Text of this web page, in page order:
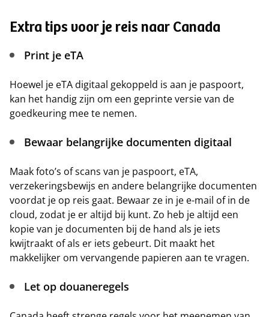
Extra tips voor je reis naar Canada
Print je eTA
Hoewel je eTA digitaal gekoppeld is aan je paspoort,
kan het handig zijn om een geprinte versie van de
goedkeuring mee te nemen.
Bewaar belangrijke documenten digitaal
Maak foto’s of scans van je paspoort, eTA,
verzekeringsbewijs en andere belangrijke documenten
voordat je op reis gaat. Bewaar ze in je e-mail of in de
cloud, zodat je er altijd bij kunt. Zo heb je altijd een
kopie van je documenten bij de hand als je iets
kwijtraakt of als er iets gebeurt. Dit maakt het
makkelijker om vervangende papieren aan te vragen.
Let op douaneregels